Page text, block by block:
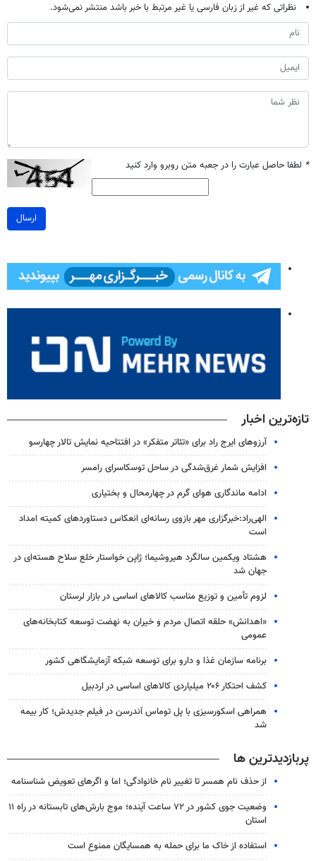
نظراتی که غیر از زبان فارسی یا غیر مرتبط با خبر باشد منتشر نمی‌شود.
* لطفا حاصل عبارت را در جعبه متن روبرو وارد کنید
ارسال
تازه‌ترین اخبار
آرزوهای ایرج راد برای «تئاتر متفکر» در افتتاحیه نمایش تالار چهارسو
افزایش شمار غرق‌شدگی در ساحل توسکاسرای رامسر
ادامه ماندگاری هوای گرم در چهارمحال و بختیاری
الهی‌راد:خبرگزاری مهر بازوی رسانه‌ای انعکاس دستاوردهای کمیته امداد
است
هشتاد ویکمین سالگرد هیروشیما؛ ژاپن خواستار خلع سلاح هسته‌ای در
جهان شد
لزوم تأمین و توزیع مناسب کالاهای اساسی در بازار لرستان
«اهدانش» حلقه اتصال مردم و خیران به نهضت توسعه کتابخانه‌های
عمومی
برنامه سازمان غذا و دارو برای توسعه شبکه آزمایشگاهی کشور
کشف احتکار ۲۰۶ میلیاردی کالاهای اساسی در اردبیل
همراهی اسکورسیزی با پل توماس ٱندرسن در فیلم جدیدش؛ کار بیمه
شد
پربازدیدترین ها
از حذف نام همسر تا تغییر نام خانوادگی؛ اما و اگرهای تعویض شناسنامه
وضعیت جوی کشور در ۷۲ ساعت آینده؛ موج بارش‌های تابستانه در راه ۱۱
استان
استفاده از خاک ما برای حمله به همسایگان ممنوع است